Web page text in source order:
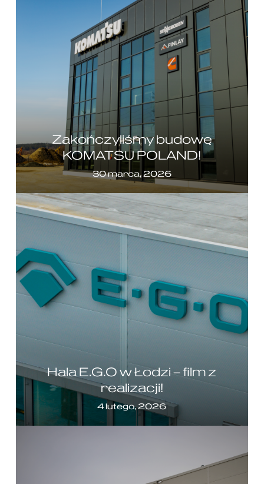
Zakończyliśmy budowę
KOMATSU POLAND!
30 marca, 2026
Hala E.G.O w Łodzi – film z
realizacji!
4 lutego, 2026